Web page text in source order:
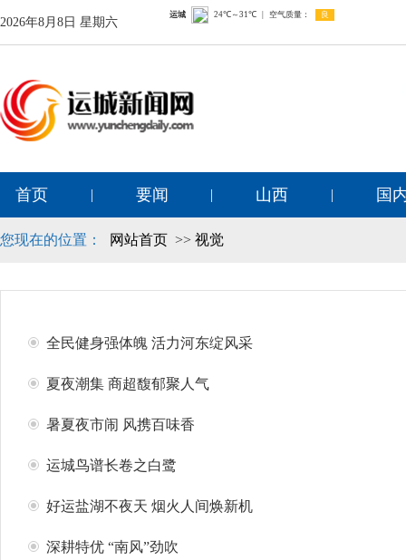
2026年8月8日 星期六
首页 | 要闻 | 山西 | 国
您现在的位置： 网站首页 >> 视觉
全民健身强体魄 活力河东绽风采
夏夜潮集 商超馥郁聚人气
暑夏夜市闹 风携百味香
运城鸟谱长卷之白鹭
好运盐湖不夜天 烟火人间焕新机
深耕特优 “南风”劲吹